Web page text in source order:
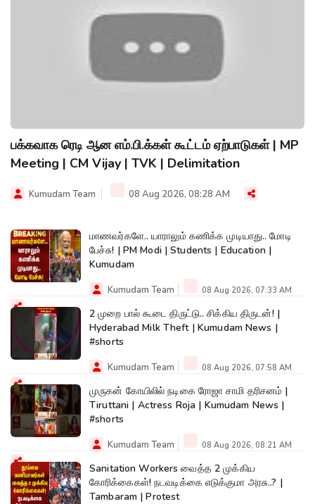
பக்கவாக ரெடி ஆன எம்.பி.க்கள் கூட்டம் ஏற்பாடுகள் | MP
Meeting | CM Vijay | TVK | Delimitation
Kumudam Team 08 Aug 2026, 08:28 AM
மாணவர்களே.. யாராலும் கணிக்க முடியாது.. மோடி
பேச்சு! | PM Modi | Students | Education |
Kumudam
Kumudam Team 08 Aug 2026, 07:33 AM
2 முறை பால் கூடை திருட்டு.. சிக்கிய திருடன்! |
Hyderabad Milk Theft | Kumudam News |
#shorts
Kumudam Team 08 Aug 2026, 07:58 AM
முருகன் கோயிலில் நடிகை ரோஜா சாமி தரிசனம் |
Tiruttani | Actress Roja | Kumudam News |
#shorts
Kumudam Team 08 Aug 2026, 08:21 AM
Sanitation Workers வைத்த 2 முக்கிய
கோரிக்கைகள்! நடவடிக்கை எடுக்குமா அரசு..? |
Tambaram | Protest